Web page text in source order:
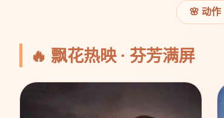
🌸 动作
🔥 飘花热映 · 芬芳满屏